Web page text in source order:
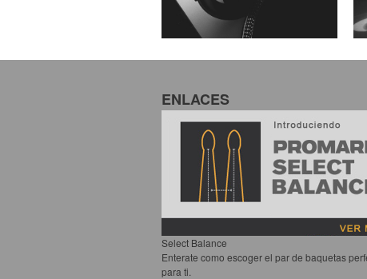
ENLACES
Select Balance
Enterate como escoger el par de baquetas
para ti.